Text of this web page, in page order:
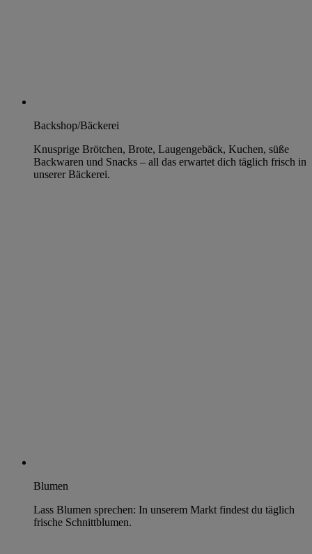
Backshop/Bäckerei
Knusprige Brötchen, Brote, Laugengebäck, Kuchen, süße
Backwaren und Snacks – all das erwartet dich täglich frisch in
unserer Bäckerei.
Blumen
Lass Blumen sprechen: In unserem Markt findest du täglich
frische Schnittblumen.